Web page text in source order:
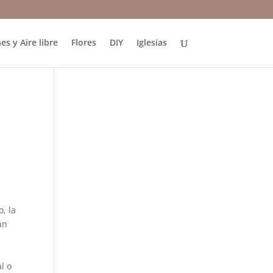
y Aire libre Flores DIY Iglesias
la
o